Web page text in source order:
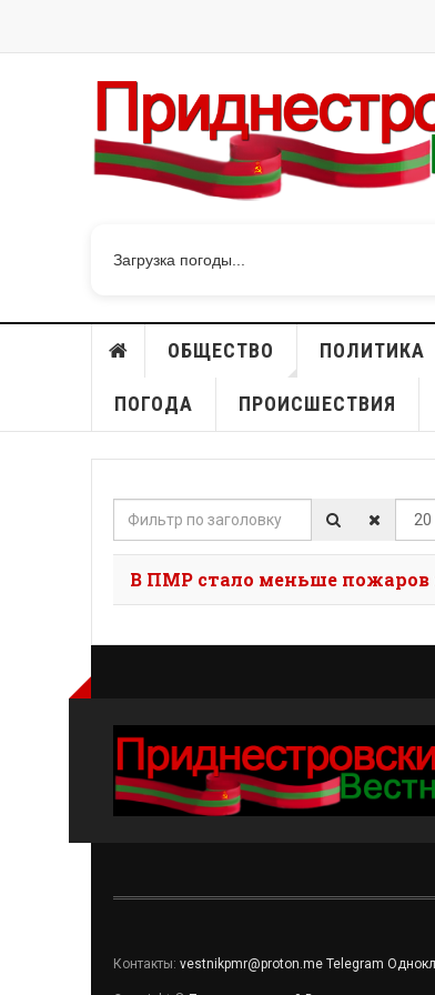
Загрузка погоды...
ОБЩЕСТВО ПОЛИТИКА
ПОГОДА ПРОИСШЕСТВИЯ
Фильтр по заголовку Кол-
В ПМР стало меньше пожаров
Контакты: vestnikpmr@proton.me Telegram